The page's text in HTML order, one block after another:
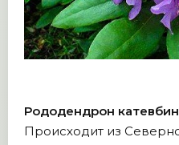
Рододендрон
Происходит из